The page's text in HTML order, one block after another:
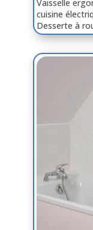
Vaisselle
cuisine
Desserte à